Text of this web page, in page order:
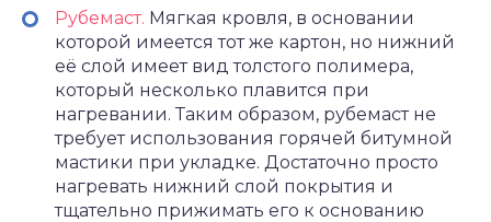
Рубемаст. Мягкая кровля, в основании
которой имеется тот же картон, но нижний
её слой имеет вид толстого полимера,
который несколько плавится при
нагревании. Таким образом, рубемаст не
требует использования горячей битумной
мастики при укладке. Достаточно просто
нагревать нижний слой покрытия и
тщательно прижимать его к основанию